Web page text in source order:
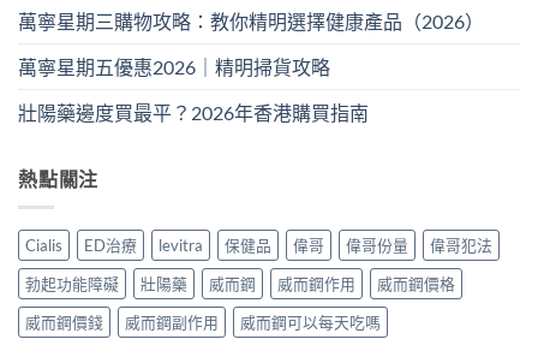
萬寧星期三購物攻略：教你精明選擇健康產品（2026）
萬寧星期五優惠2026｜精明掃貨攻略
壯陽藥邊度買最平？2026年香港購買指南
熱點關注
Cialis ED治療 levitra 保健品 偉哥 偉哥份量
偉哥犯法
勃起功能障礙
壯陽藥 威而鋼 威而鋼作用
威而鋼價格
威而鋼價錢
威而鋼副作用 威而鋼可以每天吃嗎